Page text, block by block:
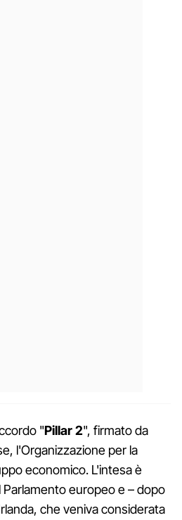
"Pillar 2", firmato da
l'Organizzazione per la
economico. L'intesa è
europeo e – dopo
che veniva considerata